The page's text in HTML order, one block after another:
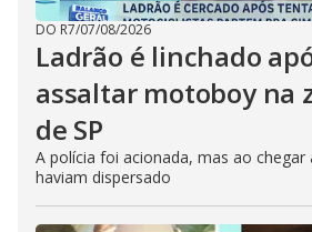
DO R7/07/08/2026
Ladrão é linchado
assaltar motoboy na
de SP
A polícia foi acionada, mas ao
haviam dispersado